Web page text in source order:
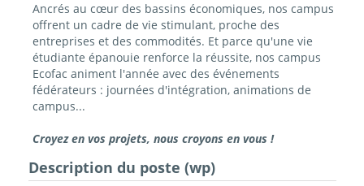
Ancrés au cœur des bassins économiques, nos campus
offrent un cadre de vie stimulant, proche des
entreprises et des commodités. Et parce qu'une vie
étudiante épanouie renforce la réussite, nos campus
Ecofac animent l'année avec des événements
fédérateurs : journées d'intégration, animations de
campus...
Croyez en vos projets, nous croyons en vous !
Description du poste (wp)